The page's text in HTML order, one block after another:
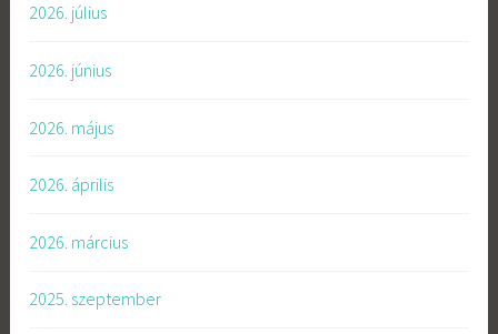
2026. július
2026. június
2026. május
2026. április
2026. március
2025. szeptember